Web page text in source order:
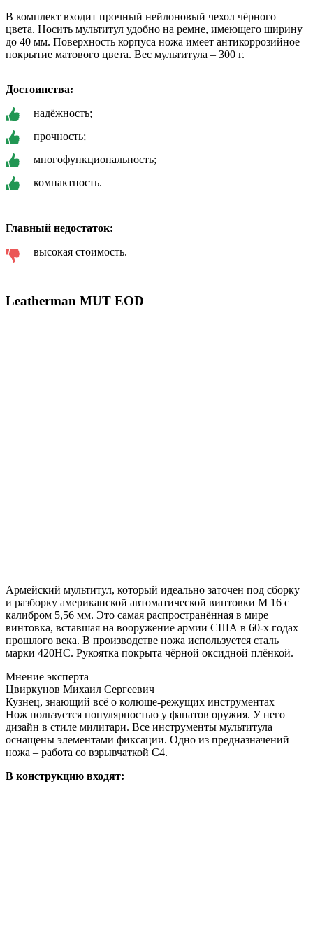
В комплект входит прочный нейлоновый чехол чёрного
цвета. Носить мультитул удобно на ремне, имеющего ширину
до 40 мм. Поверхность корпуса ножа имеет антикоррозийное
покрытие матового цвета. Вес мультитула – 300 г.
Достоинства:
надёжность;
прочность;
многофункциональность;
компактность.
Главный недостаток:
высокая стоимость.
Leatherman MUT EOD
Армейский мультитул, который идеально заточен под сборку
и разборку американской автоматической винтовки М 16 с
калибром 5,56 мм. Это самая распространённая в мире
винтовка, вставшая на вооружение армии США в 60-х годах
прошлого века. В производстве ножа используется сталь
марки 420НС. Рукоятка покрыта чёрной оксидной плёнкой.
Мнение эксперта
Цвиркунов Михаил Сергеевич
Кузнец, знающий всё о колюще-режущих инструментах
Нож пользуется популярностью у фанатов оружия. У него
дизайн в стиле милитари. Все инструменты мультитула
оснащены элементами фиксации. Одно из предназначений
ножа – работа со взрывчаткой С4.
В конструкцию входят: